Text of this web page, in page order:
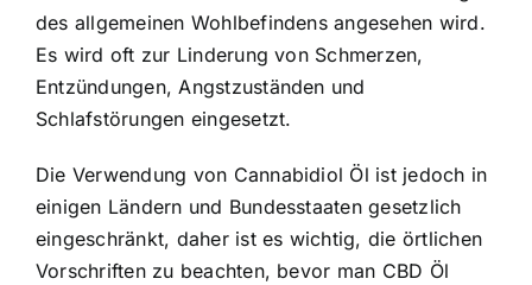
des allgemeinen Wohlbefindens angesehen wird.
Es wird oft zur Linderung von Schmerzen,
Entzündungen, Angstzuständen und
Schlafstörungen eingesetzt.
Die Verwendung von Cannabidiol Öl ist jedoch in
einigen Ländern und Bundesstaaten gesetzlich
eingeschränkt, daher ist es wichtig, die örtlichen
Vorschriften zu beachten, bevor man CBD Öl